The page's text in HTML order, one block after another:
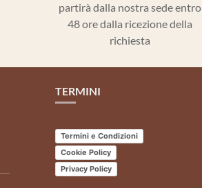
partirà dalla nostra sede entro
48 ore dalla ricezione della
richiesta
TERMINI
Termini e Condizioni
Cookie Policy
Privacy Policy